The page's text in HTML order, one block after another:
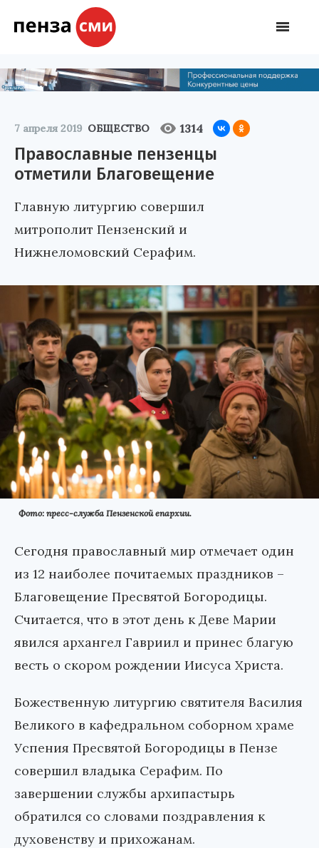
7 апреля 2019 ОБЩЕСТВО 1314
Православные пензенцы
отметили Благовещение
Главную литургию совершил
митрополит Пензенский и
Нижнеломовский Серафим.
Фото: пресс-служба Пензенской епархии.
Сегодня православный мир отмечает один
из 12 наиболее почитаемых праздников –
Благовещение Пресвятой Богородицы.
Считается, что в этот день к Деве Марии
явился архангел Гавриил и принес благую
весть о скором рождении Иисуса Христа.
Божественную литургию святителя Василия
Великого в кафедральном соборном храме
Успения Пресвятой Богородицы в Пензе
совершил владыка Серафим. По
завершении службы архипастырь
обратился со словами поздравления к
духовенству и прихожанам.